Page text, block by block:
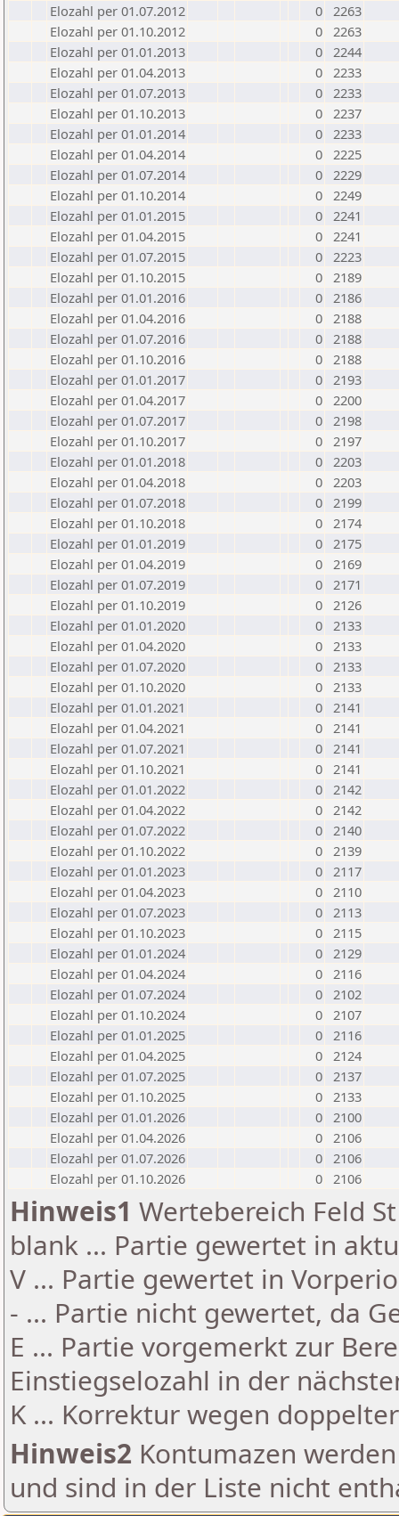
Elozahl per 01.07.2012
0 2263
Elozahl per 01.10.2012
0 2263
Elozahl per 01.01.2013
0 2244
Elozahl per 01.04.2013
0 2233
Elozahl per 01.07.2013
0 2233
Elozahl per 01.10.2013
0 2237
Elozahl per 01.01.2014
0 2233
Elozahl per 01.04.2014
0 2225
Elozahl per 01.07.2014
0 2229
Elozahl per 01.10.2014
0 2249
Elozahl per 01.01.2015
0 2241
Elozahl per 01.04.2015
0 2241
Elozahl per 01.07.2015
0 2223
Elozahl per 01.10.2015
0 2189
Elozahl per 01.01.2016
0 2186
Elozahl per 01.04.2016
0 2188
Elozahl per 01.07.2016
0 2188
Elozahl per 01.10.2016
0 2188
Elozahl per 01.01.2017
0 2193
Elozahl per 01.04.2017
0 2200
Elozahl per 01.07.2017
0 2198
Elozahl per 01.10.2017
0 2197
Elozahl per 01.01.2018
0 2203
Elozahl per 01.04.2018
0 2203
Elozahl per 01.07.2018
0 2199
Elozahl per 01.10.2018
0 2174
Elozahl per 01.01.2019
0 2175
Elozahl per 01.04.2019
0 2169
Elozahl per 01.07.2019
0 2171
Elozahl per 01.10.2019
0 2126
Elozahl per 01.01.2020
0 2133
Elozahl per 01.04.2020
0 2133
Elozahl per 01.07.2020
0 2133
Elozahl per 01.10.2020
0 2133
Elozahl per 01.01.2021
0 2141
Elozahl per 01.04.2021
0 2141
Elozahl per 01.07.2021
0 2141
Elozahl per 01.10.2021
0 2141
Elozahl per 01.01.2022
0 2142
Elozahl per 01.04.2022
0 2142
Elozahl per 01.07.2022
0 2140
Elozahl per 01.10.2022
0 2139
Elozahl per 01.01.2023
0 2117
Elozahl per 01.04.2023
0 2110
Elozahl per 01.07.2023
0 2113
Elozahl per 01.10.2023
0 2115
Elozahl per 01.01.2024
0 2129
Elozahl per 01.04.2024
0 2116
Elozahl per 01.07.2024
0 2102
Elozahl per 01.10.2024
0 2107
Elozahl per 01.01.2025
0 2116
Elozahl per 01.04.2025
0 2124
Elozahl per 01.07.2025
0 2137
Elozahl per 01.10.2025
0 2133
Elozahl per 01.01.2026
0 2100
Elozahl per 01.04.2026
0 2106
Elozahl per 01.07.2026
0 2106
Elozahl per 01.10.2026
0 2106
Hinweis1 Wertebereich Feld
blank ... Partie gewertet in
V ... Partie gewertet in
- ... Partie nicht gewertet, da
E ... Partie vorgemerkt zur
Einstiegselozahl in der
K ... Korrektur wegen
Hinweis2 Kontumazen
und sind in der Liste nicht